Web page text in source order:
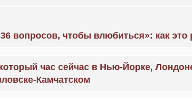
вопросов, чтобы влюбиться»: как это
час сейчас в Нью-Йорке,
Камчатском